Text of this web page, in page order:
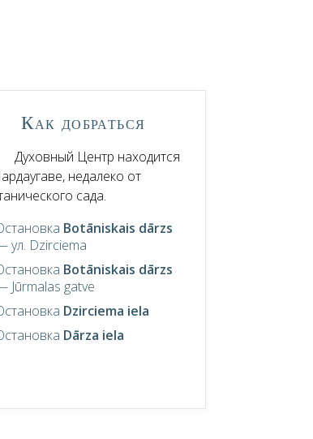
Как добраться
Духовный Центр находится
недалеко от
сада.
Botāniskais dārzs
ул. Dzirciema
Botāniskais dārzs
Jūrmalas gatve
Dzirciema iela
Dārza iela